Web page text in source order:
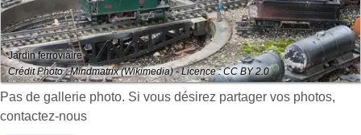
Jardin ferroviaire
Crédit Photo : Mindmatrix (Wikimedia) - Licence : CC BY 2.0
Pas de gallerie photo. Si vous désirez partager vos photos,
contactez-nous